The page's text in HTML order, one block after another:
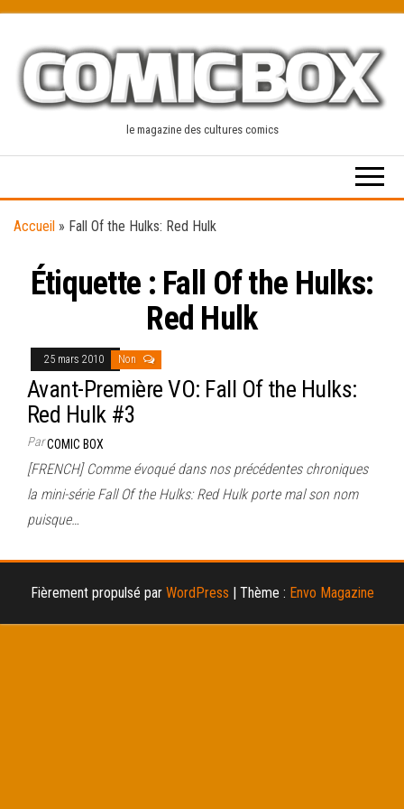
content
le magazine des cultures comics
Accueil » Fall Of the Hulks: Red Hulk
Étiquette : Fall Of the Hulks:
Red Hulk
25 mars 2010 Non
Avant-Première VO: Fall Of the Hulks:
Red Hulk #3
ParCOMIC BOX
[FRENCH] Comme évoqué dans nos précédentes chroniques
la mini-série Fall Of the Hulks: Red Hulk porte mal son nom
puisque…
Fièrement propulsé par WordPress | Thème : Envo Magazine